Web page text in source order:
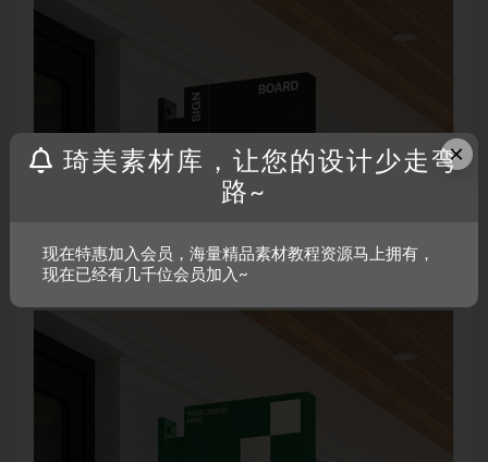
×
琦美素材库，让您的设计少走弯
路~
现在特惠加入会员，海量精品素材教程资源马上拥有，
现在已经有几千位会员加入~